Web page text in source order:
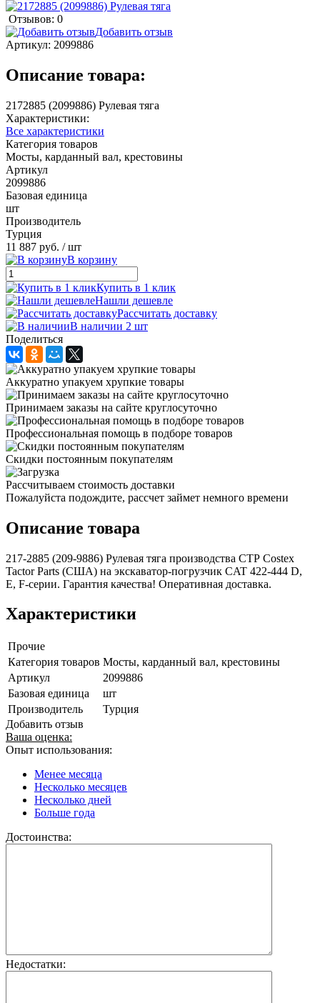
Отзывов: 0
Добавить отзыв
Артикул: 2099886
Описание товара:
2172885 (2099886) Рулевая тяга
Характеристики:
Все характеристики
Категория товаров
Мосты, карданный вал, крестовины
Артикул
2099886
Базовая единица
шт
Производитель
Турция
11 887 руб. / шт
В корзину
Купить в 1 клик
Нашли дешевле
Рассчитать доставку
В наличии 2 шт
Поделиться
Аккуратно упакуем хрупкие товары
Принимаем заказы на сайте круглосуточно
Профессиональная помощь в подборе товаров
Скидки постоянным покупателям
Рассчитываем стоимость доставки
Пожалуйста подождите, рассчет займет немного времени
Описание товара
217-2885 (209-9886) Рулевая тяга производства СТР Costex
Tactor Parts (США) на экскаватор-погрузчик CAT 422-444 D,
E, F-серии. Гарантия качества! Оперативная доставка.
Характеристики
Прочие
Категория товаров Мосты, карданный вал, крестовины
Артикул
2099886
Базовая единица
шт
Производитель
Турция
Добавить отзыв
Ваша оценка:
Опыт использования:
Менее месяца
Несколько месяцев
Несколько дней
Больше года
Достоинства:
Недостатки: